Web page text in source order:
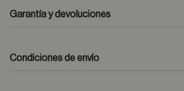
Garantía y devoluciones
Condiciones de envío